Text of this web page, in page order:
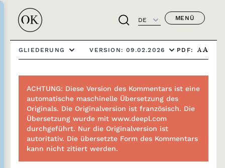
DE MENÜ
GLIEDERUNG VERSION: 09.02.2026 PDF: A A
ACHTUNG: Diese Version des Kommentars ist eine
automatische maschinelle Übersetzung des
Originals. Die Originalversion ist französisch. Die
Übersetzung wurde mit www.deepl.com
durchgeführt. Nur die Originalversion ist
autoritativ. Die übersetzte Form des Kommentars
kann nicht zitiert werden.